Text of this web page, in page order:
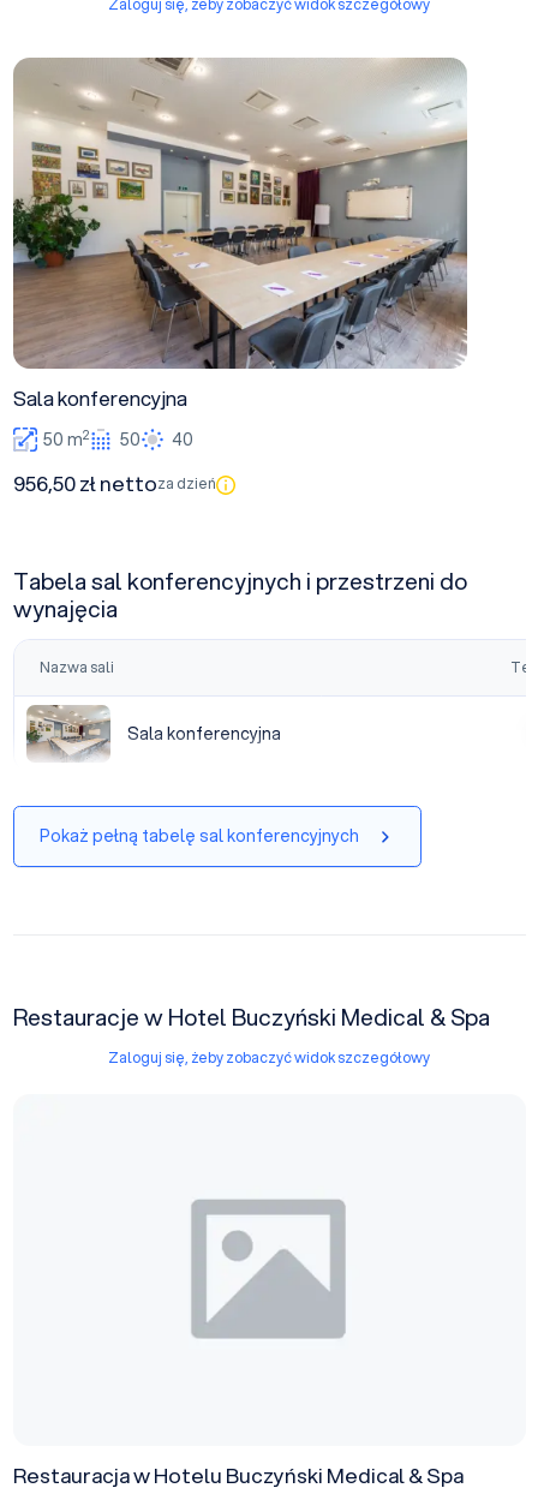
Zaloguj się, żeby zobaczyć widok szczegółowy
Sala konferencyjna
Sala konferencyjna
50 m2 50 40
956,50 zł nettoza dzień
Tabela sal konferencyjnych i przestrzeni do
wynajęcia
Nazwa sali
Sala konferencyjna
Sala konferencyjna
Pokaż pełną tabelę sal konferencyjnych
Restauracje w Hotel Buczyński Medical & Spa
Zaloguj się, żeby zobaczyć widok szczegółowy
Restauracja w Hotelu Buczyński Medical & Spa